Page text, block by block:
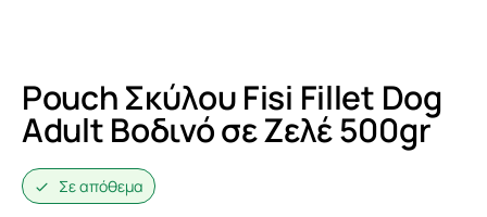
Pouch Σκύλου Fisi Fillet Dog
Adult Βοδινό σε Ζελέ 500gr
Σε απόθεμα